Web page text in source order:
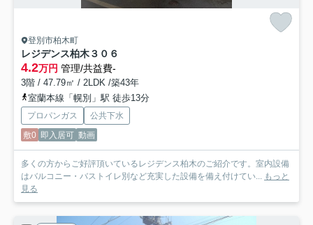
登別市柏木町
レジデンス柏木３０６
4.2万円 管理/共益費-
3階 / 47.79㎡ / 2LDK /築43年
室蘭本線「幌別」駅 徒歩13分
プロパンガス
公共下水
敷0 即入居可 動画
多くの方からご好評頂いているレジデンス柏木のご紹介です。室内設備
はバルコニー・バストイレ別など充実した設備を備え付けてい... もっと
見る